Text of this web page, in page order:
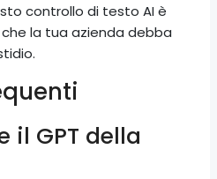
controllo di testo AI è
la tua azienda debba
il GPT della